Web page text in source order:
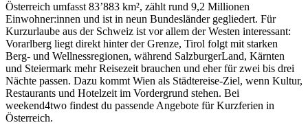
Österreich umfasst 83’883 km², zählt rund 9,2 Millionen
Einwohner:innen und ist in neun Bundesländer gegliedert. Für
Kurzurlaube aus der Schweiz ist vor allem der Westen interessant:
Vorarlberg liegt direkt hinter der Grenze, Tirol folgt mit starken
Berg- und Wellnessregionen, während SalzburgerLand, Kärnten
und Steiermark mehr Reisezeit brauchen und eher für zwei bis drei
Nächte passen. Dazu kommt Wien als Städtereise-Ziel, wenn Kultur,
Restaurants und Hotelzeit im Vordergrund stehen. Bei
weekend4two findest du passende Angebote für Kurzferien in
Österreich.